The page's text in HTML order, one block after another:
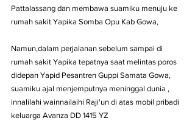
Pattalassang dan membawa suamiku menuju ke
rumah sakit Yapika Somba Opu Kab Gowa,
Namun,dalam perjalanan sebelum sampai di
rumah sakit Yapika tepatnya saat melintas poros
didepan Yapid Pesantren Guppi Samata Gowa,
suamiku ajal menjemputnya meninggal dunia ,
innalilahi wainnailaihi Raji'un di atas mobil pribadi
keluarga Avanza DD 1415 YZ